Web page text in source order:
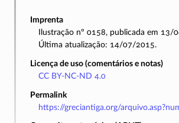
Imprenta
Ilustração nº 0158, publicada em 13/
Última atualização: 14/07/2015.
Licença de uso (comentários e notas)
CC BY-NC-ND 4.0
Permalink
https://greciantiga.org/